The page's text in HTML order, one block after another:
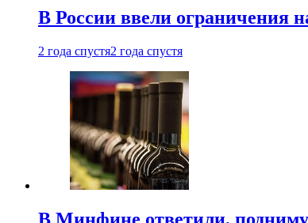
В России ввели ограничения
2 года спустя2 года спустя